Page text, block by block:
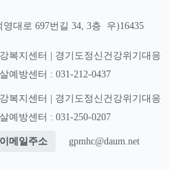
대로 697번길 34, 3층 우)16435
복지센터 | 경기도정신건강위기대응
예방센터 : 031-212-0437
복지센터 | 경기도정신건강위기대응
예방센터 : 031-250-0207
이메일주소 gpmhc@daum.net